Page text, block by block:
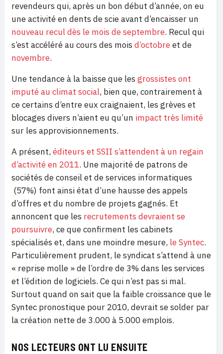
revendeurs qui, après un bon début d’année, on eu
une activité en dents de scie avant d’encaisser un
nouveau recul dès le mois de septembre. Recul qui
s’est accéléré au cours des mois d’octobreet de
novembre.
Une tendance à la baisse que les grossistes ont
imputé au climat social, bien que, contrairement à
ce certains d’entre eux craignaient, les grèves et
blocages divers n’aient eu qu’un impact très limité
sur les approvisionnements.
A présent, éditeurs et SSII s’attendent à un regain
d’activité en 2011. Une majorité de patrons de
sociétés de conseil et de services informatiques
(57%) font ainsi état d’une hausse des appels
d’offres et du nombre de projets gagnés. Et
annoncent que les recrutements devraient se
poursuivre, ce que confirment les cabinets
spécialisés et, dans une moindre mesure, le Syntec.
Particulièrement prudent, le syndicat s’attend à une
« reprise molle » de l’ordre de 3% dans les services
et l’édition de logiciels. Ce qui n’est pas si mal.
Surtout quand on sait que la faible croissance que le
Syntec pronostique pour 2010, devrait se solder par
la création nette de 3.000 à 5.000 emplois.
NOS LECTEURS ONT LU ENSUITE